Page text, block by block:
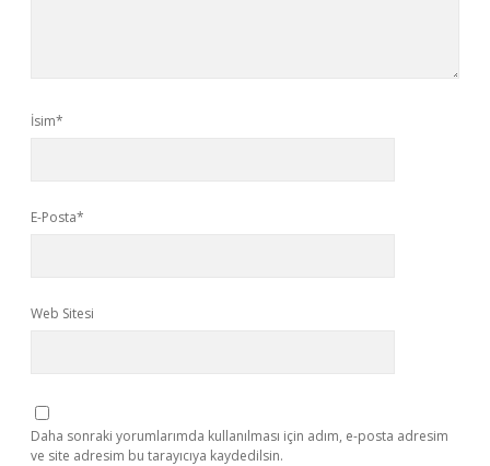
İsim*
E-Posta*
Web Sitesi
Daha sonraki yorumlarımda kullanılması için adım, e-posta adresim
ve site adresim bu tarayıcıya kaydedilsin.